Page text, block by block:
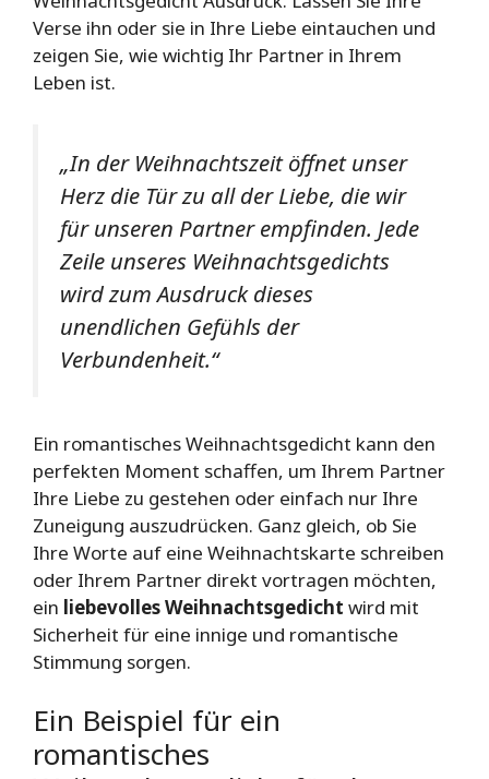
Verse ihn oder sie in Ihre Liebe eintauchen und
zeigen Sie, wie wichtig Ihr Partner in Ihrem
Leben ist.
„In der Weihnachtszeit öffnet unser
Herz die Tür zu all der Liebe, die wir
für unseren Partner empfinden. Jede
Zeile unseres Weihnachtsgedichts
wird zum Ausdruck dieses
unendlichen Gefühls der
Verbundenheit.“
Ein romantisches Weihnachtsgedicht kann den
perfekten Moment schaffen, um Ihrem Partner
Ihre Liebe zu gestehen oder einfach nur Ihre
Zuneigung auszudrücken. Ganz gleich, ob Sie
Ihre Worte auf eine Weihnachtskarte schreiben
oder Ihrem Partner direkt vortragen möchten,
ein liebevolles Weihnachtsgedicht wird mit
Sicherheit für eine innige und romantische
Stimmung sorgen.
Ein Beispiel für ein
romantisches